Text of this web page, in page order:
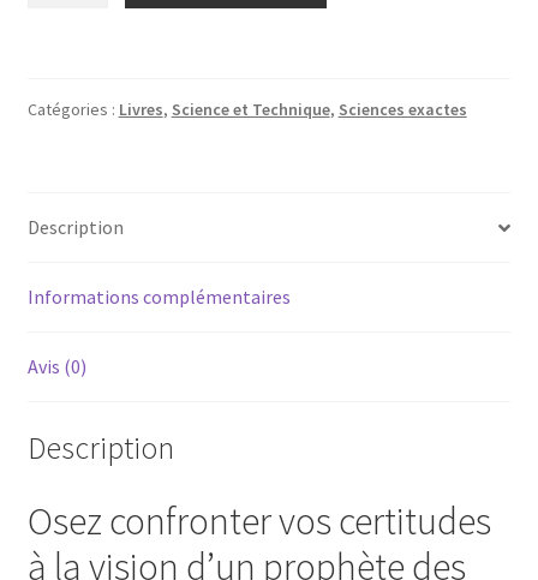
cosmos
Catégories : Livres, Science et Technique, Sciences exactes
Description
Informations complémentaires
Avis (0)
Description
Osez confronter vos certitudes
à la vision d’un prophète des